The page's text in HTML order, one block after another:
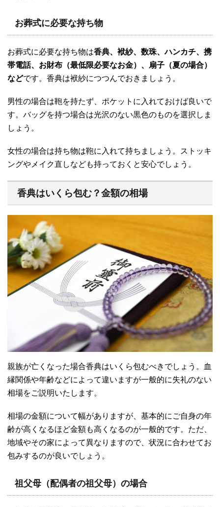
お葬式に必要な持ち物
お葬式に必要な持ち物は香典、袱紗、数珠、ハンカチ、携
帯電話、お財布（最低限必要なお金）、扇子（夏の場合）
などです。香典は袱紗につつんでおきましょう。
男性の場合は鞄を持たず、ポケットに入れておけば良いで
す。バッグを持つ場合は光沢のない黒色のものを選択しま
しょう。
女性の場合は持ち物は鞄に入れて持ちましょう。ストッキ
ングやメイク直しなども持っておくと安心でしょう。
香典はいくら包む？金額の相場
親族が亡くなった場合香典はいくら包むべきでしょう。血
縁関係や年齢などによって違いますが一般的に失礼のない
相場をご説明いたします。
相場の金額について幅がありますが、基本的にご自身の年
齢が高くなるほど金額も高くなるのが一般的です。ただ、
地域やその家によって異なりますので、状況に合わせてお
包みするのが良いでしょう。
祖父母（配偶者の祖父母）の場合